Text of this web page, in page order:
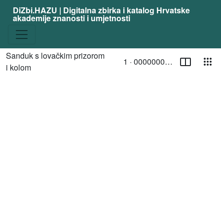
DiZbi.HAZU | Digitalna zbirka i katalog Hrvatske
akademije znanosti i umjetnosti
Sanduk s lovačkim prizorom
i kolom
StranicaTrenutna stranica
1 · 00000002133
/ Toggle page select